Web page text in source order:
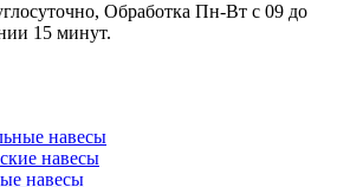
Обработка Пн-Вт с 09 до
15 минут.
навесы
навесы
навесы